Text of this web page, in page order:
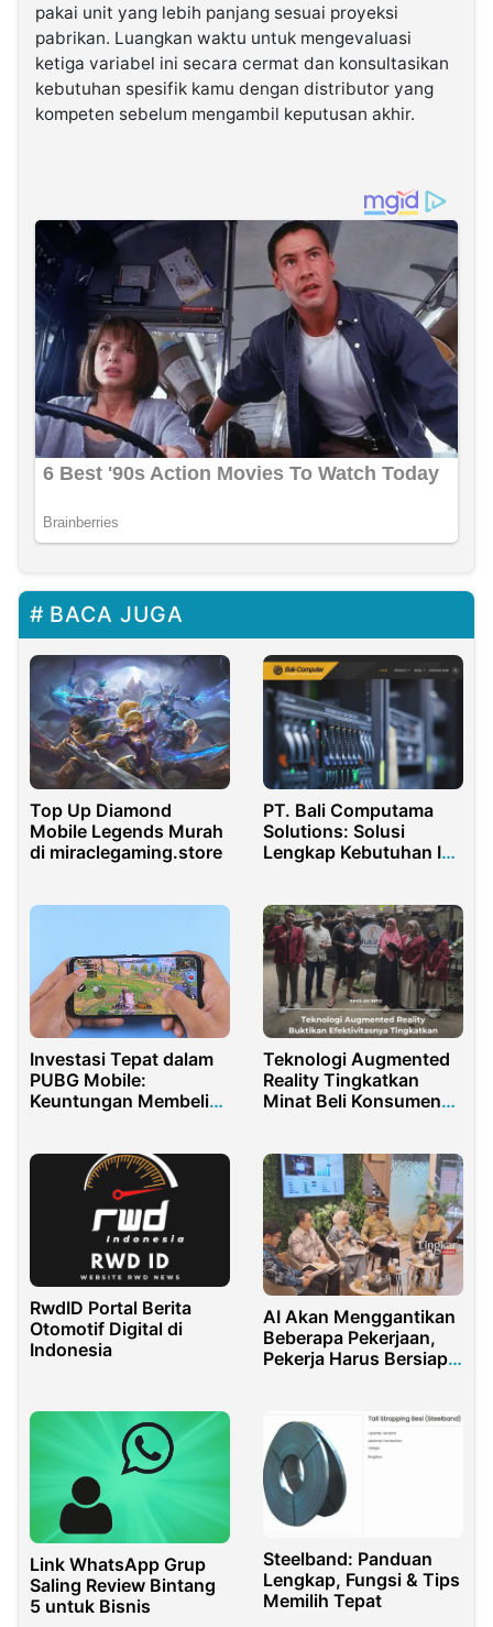
pakai unit yang lebih panjang sesuai proyeksi
pabrikan. Luangkan waktu untuk mengevaluasi
ketiga variabel ini secara cermat dan konsultasikan
kebutuhan spesifik kamu dengan distributor yang
kompeten sebelum mengambil keputusan akhir.
BACA JUGA
Top Up Diamond
Mobile Legends Murah
di miraclegaming.store
PT. Bali Computama
Solutions: Solusi
Lengkap Kebutuhan IT
Investasi Tepat dalam
PUBG Mobile:
Keuntungan Membeli
Teknologi Augmented
Reality Tingkatkan
Minat Beli Konsumen
RwdID Portal Berita
Otomotif Digital di
Indonesia
AI Akan Menggantikan
Beberapa Pekerjaan,
Pekerja Harus Bersiap
Link WhatsApp Grup
Saling Review Bintang
5 untuk Bisnis
Steelband: Panduan
Lengkap, Fungsi & Tips
Memilih Tepat